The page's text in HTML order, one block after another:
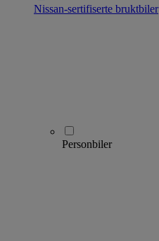
Nissan-sertifiserte bruktbiler
Personbiler